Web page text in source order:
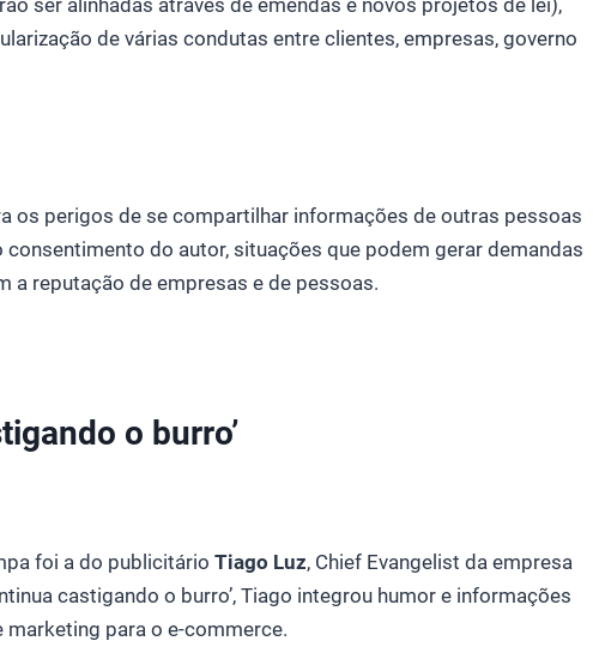
ser alinhadas através de emendas e novos projetos de lei),
de várias condutas entre clientes, empresas, governo
os perigos de se compartilhar informações de outras pessoas
do autor, situações que podem gerar demandas
a reputação de empresas e de pessoas.
o burro’
foi a do publicitário Tiago Luz, Chief Evangelist da empresa
castigando o burro’, Tiago integrou humor e informações
para o e-commerce.